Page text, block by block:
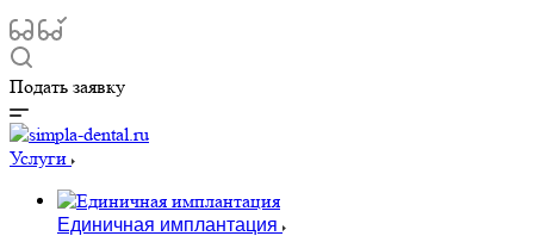
Подать заявку
Услуги
Единичная имплантация